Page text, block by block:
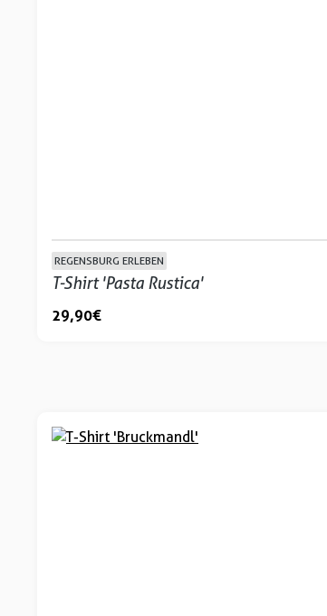
REGENSBURG ERLEBEN
T-Shirt 'Pasta Rustica'
29,90 €